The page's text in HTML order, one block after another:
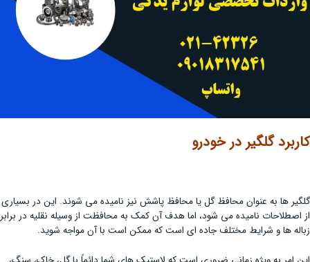
کاربرد گلگیر در خودرو
گلگیر ها به عنوان محافظ گل یا محافظ پاشش نیز نامیده می شوند. این در بسیاری
از اصطلاحات نامیده می شود، اما هدف آن کمک به محافظت از وسیله نقلیه در برابر
زباله ها و شرایط مختلف جاده ای است که ممکن است با آن مواجه شوید.